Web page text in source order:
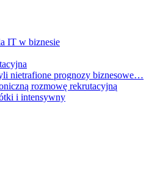
IT w biznesie
nietrafione prognozy biznesowe…
rozmowę rekrutacyjną
i intensywny